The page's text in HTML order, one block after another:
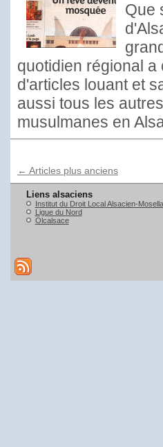
Que
quotidien régional
d'articles louant et
aussi tous les
musulmanes en
← Articles plus anciens
Liens alsaciens
Institut du Droit Local Alsacien-
Ligue du Nord
Olcalsace